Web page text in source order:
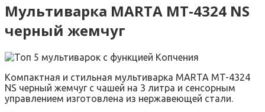
Мультиварка MARTA MT-4324 NS
черный жемчуг
Компактная и стильная мультиварка MARTA MT-4324
NS черный жемчуг с чашей на 3 литра и сенсорным
управлением изготовлена из нержавеющей стали.